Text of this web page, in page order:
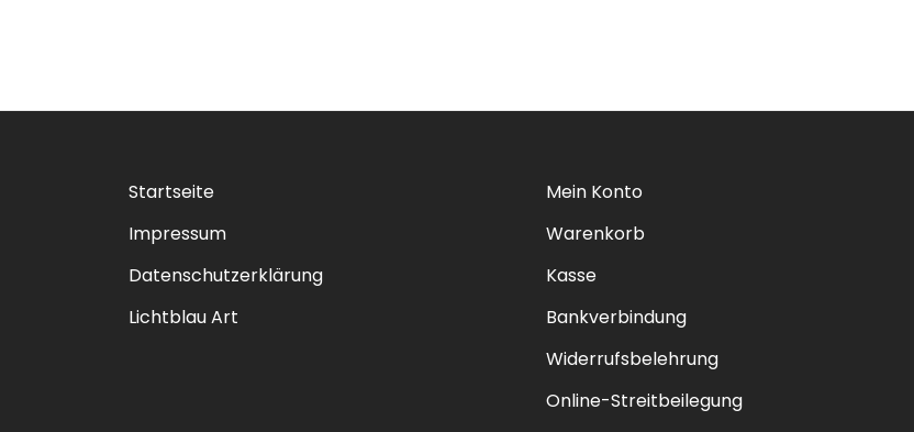
Startseite
Impressum
Datenschutzerklärung
Lichtblau Art
Mein Konto
Warenkorb
Kasse
Bankverbindung
Widerrufsbelehrung
Online-Streitbeilegung